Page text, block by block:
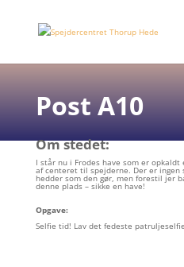
Post A10
Om stedet:
I står nu i Frodes have som er
af centeret til spejderne. Der er ingen
hedder som den gør, men forestil jer
denne plads – sikke en have!
Opgave:
Selfie tid! Lav det fedeste